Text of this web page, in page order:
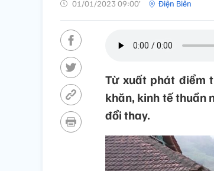
01/01/2023 09:00’ Điện Biên
Từ xuất phát điểm
khăn, kinh tế thuần
đổi thay.